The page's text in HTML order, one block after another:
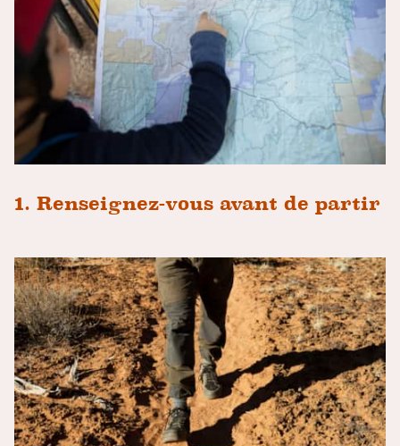
1. Renseignez-vous avant de partir